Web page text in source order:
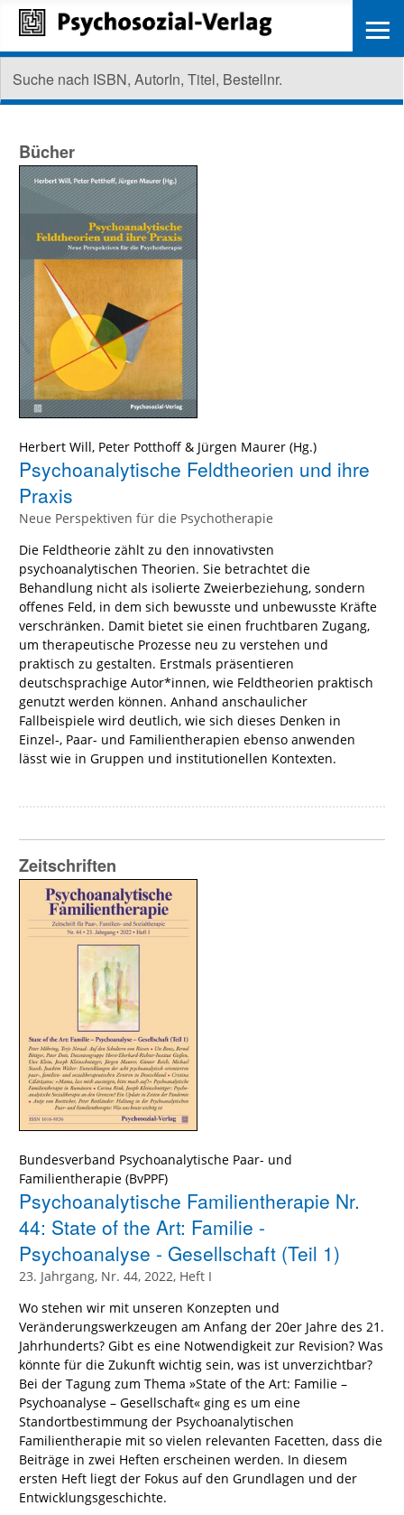
Bücher
Herbert Will, Peter Potthoff & Jürgen Maurer (Hg.)
Psychoanalytische Feldtheorien und ihre
Praxis
Neue Perspektiven für die Psychotherapie
Die Feldtheorie zählt zu den innovativsten
psychoanalytischen Theorien. Sie betrachtet die
Behandlung nicht als isolierte Zweierbeziehung, sondern
offenes Feld, in dem sich bewusste und unbewusste Kräfte
verschränken. Damit bietet sie einen fruchtbaren Zugang,
um therapeutische Prozesse neu zu verstehen und
praktisch zu gestalten. Erstmals präsentieren
deutschsprachige Autor*innen, wie Feldtheorien praktisch
genutzt werden können. Anhand anschaulicher
Fallbeispiele wird deutlich, wie sich dieses Denken in
Einzel-, Paar- und Familientherapien ebenso anwenden
lässt wie in Gruppen und institutionellen Kontexten.
Zeitschriften
Bundesverband Psychoanalytische Paar- und
Familientherapie (BvPPF)
Psychoanalytische Familientherapie Nr.
44: State of the Art: Familie -
Psychoanalyse - Gesellschaft (Teil 1)
23. Jahrgang, Nr. 44, 2022, Heft I
Wo stehen wir mit unseren Konzepten und
Veränderungswerkzeugen am Anfang der 20er Jahre des 21.
Jahrhunderts? Gibt es eine Notwendigkeit zur Revision? Was
könnte für die Zukunft wichtig sein, was ist unverzichtbar?
Bei der Tagung zum Thema »State of the Art: Familie –
Psychoanalyse – Gesellschaft« ging es um eine
Standortbestimmung der Psychoanalytischen
Familientherapie mit so vielen relevanten Facetten, dass die
Beiträge in zwei Heften erscheinen werden. In diesem
ersten Heft liegt der Fokus auf den Grundlagen und der
Entwicklungsgeschichte.
≡